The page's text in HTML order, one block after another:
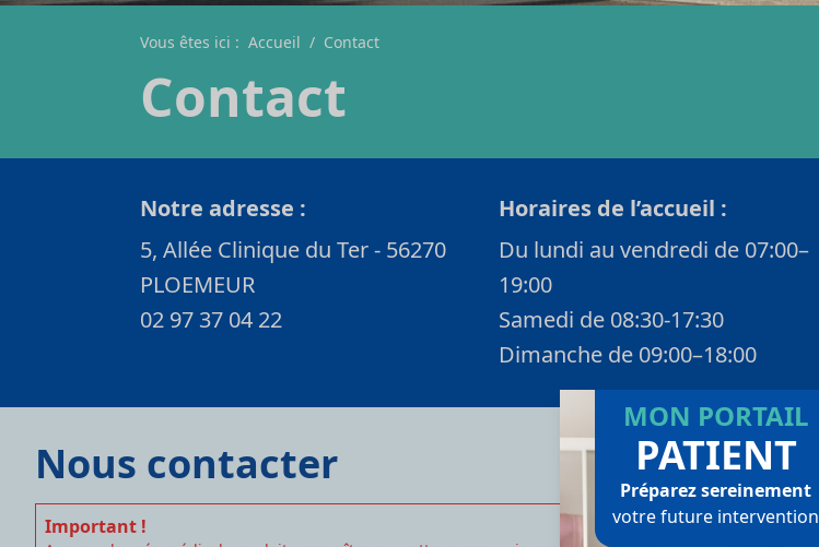
MON PORTAIL
PATIENT
Préparez sereinement
votre future intervention
Vous êtes ici : Accueil / Contact
Contact
Notre adresse :
5, Allée Clinique du Ter - 56270
PLOEMEUR
02 97 37 04 22
Horaires de l’accueil :
Du lundi au vendredi de 07:00–
19:00
Samedi de 08:30-17:30
Dimanche de 09:00–18:00
Nous contacter
Important !